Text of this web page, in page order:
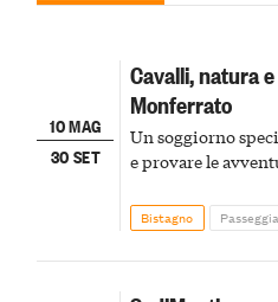
10 MAG
30 SET
Cavalli, natura
Monferrato
Un soggiorno
e provare le
Bistagno